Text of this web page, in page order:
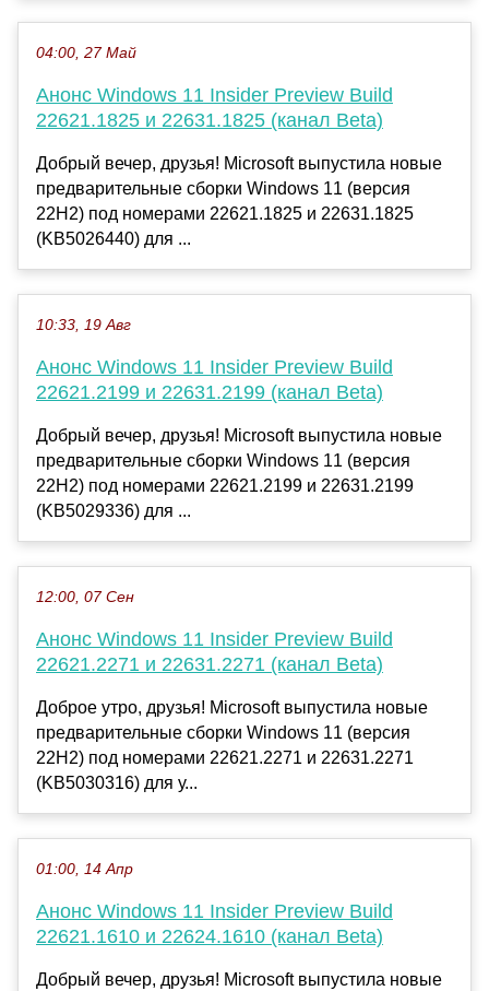
04:00, 27 Май
Анонс Windows 11 Insider Preview Build
22621.1825 и 22631.1825 (канал Beta)
Добрый вечер, друзья! Microsoft выпустила новые
предварительные сборки Windows 11 (версия
22H2) под номерами 22621.1825 и 22631.1825
(KB5026440) для ...
10:33, 19 Авг
Анонс Windows 11 Insider Preview Build
22621.2199 и 22631.2199 (канал Beta)
Добрый вечер, друзья! Microsoft выпустила новые
предварительные сборки Windows 11 (версия
22H2) под номерами 22621.2199 и 22631.2199
(KB5029336) для ...
12:00, 07 Сен
Анонс Windows 11 Insider Preview Build
22621.2271 и 22631.2271 (канал Beta)
Доброе утро, друзья! Microsoft выпустила новые
предварительные сборки Windows 11 (версия
22H2) под номерами 22621.2271 и 22631.2271
(KB5030316) для у...
01:00, 14 Апр
Анонс Windows 11 Insider Preview Build
22621.1610 и 22624.1610 (канал Beta)
Добрый вечер, друзья! Microsoft выпустила новые